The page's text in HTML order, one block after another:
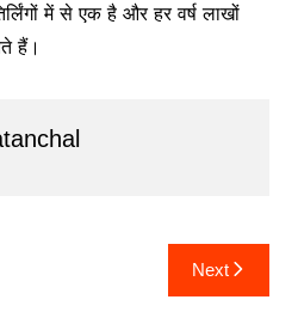
में से एक है और हर वर्ष लाखों
हैं।
Next